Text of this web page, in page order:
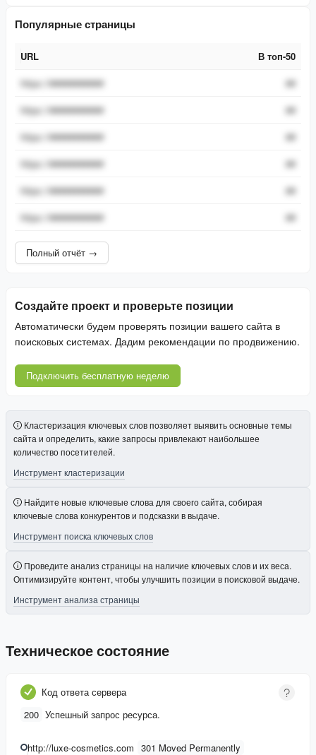
Популярные страницы
URL
В топ-50
URL
https://###########
##
https://###########
##
https://###########
##
https://###########
##
https://###########
##
https://###########
##
Полный отчёт →
Создайте проект и проверьте позиции
Автоматически будем проверять позиции вашего сайта в
поисковых системах. Дадим рекомендации по продвижению.
Подключить бесплатную неделю
Кластеризация ключевых слов позволяет выявить основные темы
сайта и определить, какие запросы привлекают наибольшее
количество посетителей.
Инструмент кластеризации
Найдите новые ключевые слова для своего сайта, собирая
ключевые слова конкурентов и подсказки в выдаче.
Инструмент поиска ключевых слов
Проведите анализ страницы на наличие ключевых слов и их веса.
Оптимизируйте контент, чтобы улучшить позиции в поисковой выдаче.
Инструмент анализа страницы
Техническое состояние
Код ответа сервера
200 Успешный запрос ресурса.
http://luxe-cosmetics.com 301 Moved Permanently